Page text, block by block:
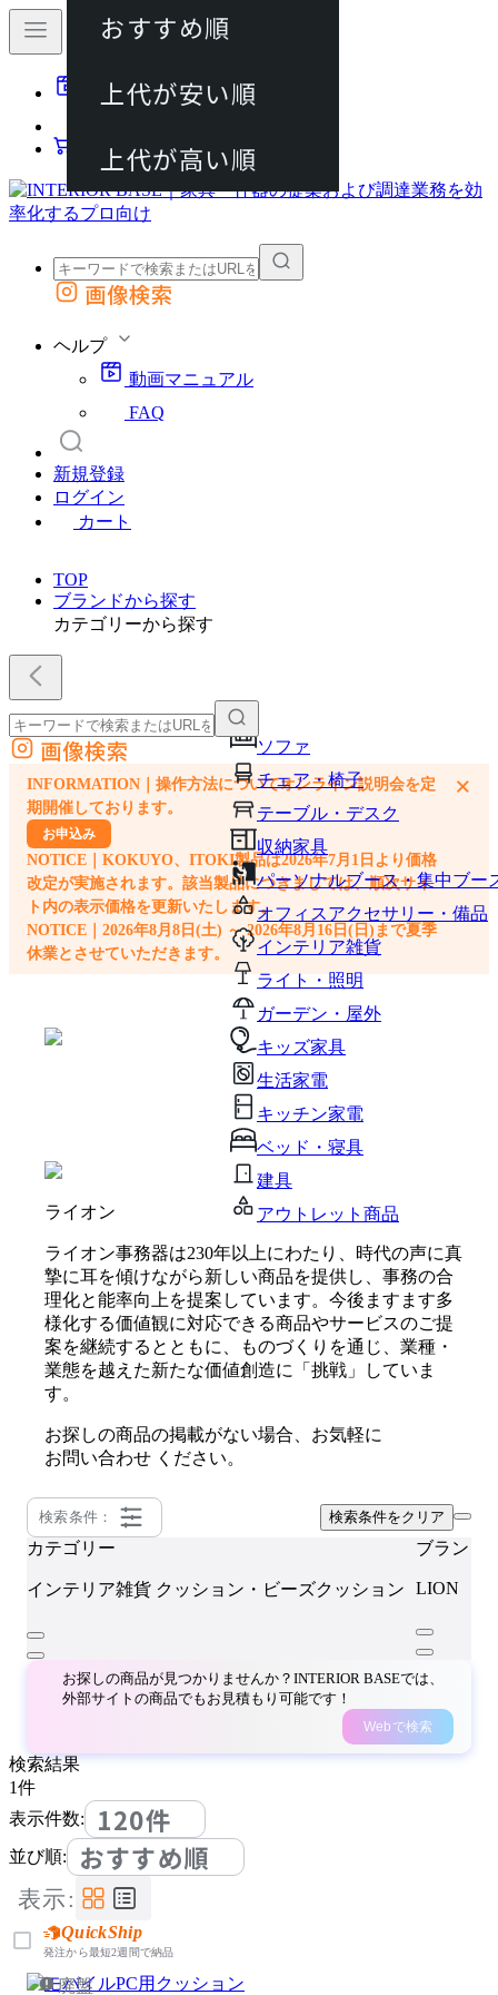
動画マニュアル
カート
外部サイトの商品をカートに追加
画像検索
ヘルプ
動画マニュアル
FAQ
新規登録
ログイン
カート
TOP
ブランドから探す
カテゴリーから探す
ソファ
チェア・椅子
テーブル・デスク
収納家具
パーソナルブース・集中ブー
オフィスアクセサリー・備品
インテリア雑貨
ライト・照明
ガーデン・屋外
キッズ家具
生活家電
キッチン家電
ベッド・寝具
建具
アウトレット商品
外部サイトの商品をカートに追加
他のサイトで見つけた商品ページのURLを貼り付けて、カートに追加できます
画像検索
INFORMATION｜操作方法についてオンライン説明会を定
期開催しております。
お申込み
NOTICE｜KOKUYO、ITOKI製品は2026年7月1日より価格
改定が実施されます。該当製品につきましては、順次サイ
ト内の表示価格を更新いたします。
NOTICE｜2026年8月8日(土) ～ 2026年8月16日(日)まで夏季
休業とさせていただきます。
×
ライオン
ライオン事務器は230年以上にわたり、時代の声に真
摯に耳を傾けながら新しい商品を提供し、事務の合
理化と能率向上を提案しています。今後ますます多
様化する価値観に対応できる商品やサービスのご提
案を継続するとともに、ものづくりを通じ、業種・
業態を越えた新たな価値創造に「挑戦」していま
す。
お探しの商品の掲載がない場合、お気軽に
お問い合わせ ください。
検索条件： 検索条件をクリア
カテゴリー
インテリア雑貨 クッション・ビーズクッション
ブランド
LION
お探しの商品が見つかりませんか？INTERIOR BASEでは、
外部サイトの商品でもお見積もり可能です！
Webで検索
検索結果
1件
表示件数:
120件
並び順: おすすめ順
おすすめ順
上代が安い順
上代が高い順
表示:
QuickShip
発注から最短2週間で納品
廃盤